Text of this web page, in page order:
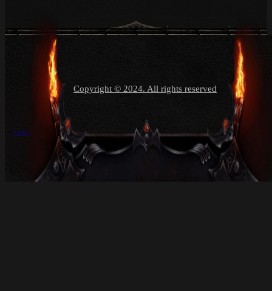
Copyright © 2024. All rights reserved
Login